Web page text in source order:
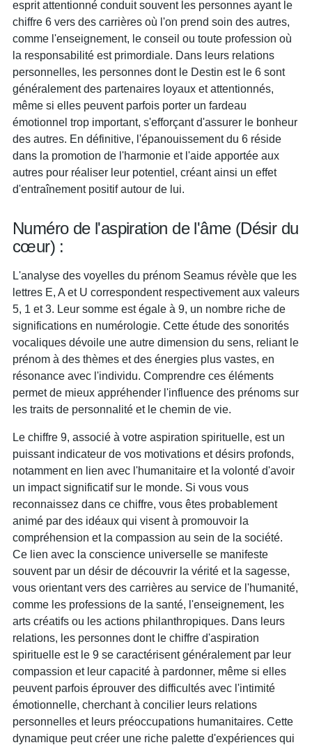
esprit attentionné conduit souvent les personnes ayant le
chiffre 6 vers des carrières où l'on prend soin des autres,
comme l'enseignement, le conseil ou toute profession où
la responsabilité est primordiale. Dans leurs relations
personnelles, les personnes dont le Destin est le 6 sont
généralement des partenaires loyaux et attentionnés,
même si elles peuvent parfois porter un fardeau
émotionnel trop important, s'efforçant d'assurer le bonheur
des autres. En définitive, l'épanouissement du 6 réside
dans la promotion de l'harmonie et l'aide apportée aux
autres pour réaliser leur potentiel, créant ainsi un effet
d'entraînement positif autour de lui.
Numéro de l'aspiration de l'âme (Désir du
cœur) :
L'analyse des voyelles du prénom Seamus révèle que les
lettres E, A et U correspondent respectivement aux valeurs
5, 1 et 3. Leur somme est égale à 9, un nombre riche de
significations en numérologie. Cette étude des sonorités
vocaliques dévoile une autre dimension du sens, reliant le
prénom à des thèmes et des énergies plus vastes, en
résonance avec l'individu. Comprendre ces éléments
permet de mieux appréhender l'influence des prénoms sur
les traits de personnalité et le chemin de vie.
Le chiffre 9, associé à votre aspiration spirituelle, est un
puissant indicateur de vos motivations et désirs profonds,
notamment en lien avec l'humanitaire et la volonté d'avoir
un impact significatif sur le monde. Si vous vous
reconnaissez dans ce chiffre, vous êtes probablement
animé par des idéaux qui visent à promouvoir la
compréhension et la compassion au sein de la société.
Ce lien avec la conscience universelle se manifeste
souvent par un désir de découvrir la vérité et la sagesse,
vous orientant vers des carrières au service de l'humanité,
comme les professions de la santé, l'enseignement, les
arts créatifs ou les actions philanthropiques. Dans leurs
relations, les personnes dont le chiffre d'aspiration
spirituelle est le 9 se caractérisent généralement par leur
compassion et leur capacité à pardonner, même si elles
peuvent parfois éprouver des difficultés avec l'intimité
émotionnelle, cherchant à concilier leurs relations
personnelles et leurs préoccupations humanitaires. Cette
dynamique peut créer une riche palette d'expériences qui